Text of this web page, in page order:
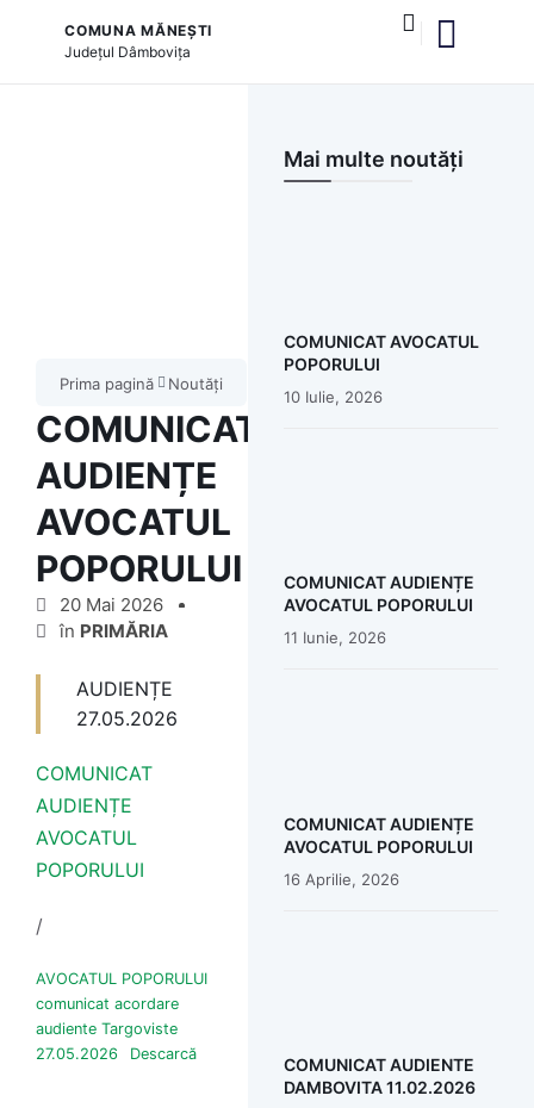
COMUNA MĂNEȘTI
Județul Dâmbovița
Prima pagină Noutăți
COMUNICAT
AUDIENȚE
AVOCATUL
POPORULUI
20 Mai 2026
în PRIMĂRIA
AUDIENȚE
27.05.2026
COMUNICAT
AUDIENȚE
AVOCATUL
POPORULUI
/
AVOCATUL POPORULUI
comunicat acordare
audiente Targoviste
27.05.2026
Descarcă
Mai multe noutăți
COMUNICAT AVOCATUL
POPORULUI
10 Iulie, 2026
COMUNICAT AUDIENȚE
AVOCATUL POPORULUI
11 Iunie, 2026
COMUNICAT AUDIENȚE
AVOCATUL POPORULUI
16 Aprilie, 2026
COMUNICAT AUDIENTE
DAMBOVITA 11.02.2026